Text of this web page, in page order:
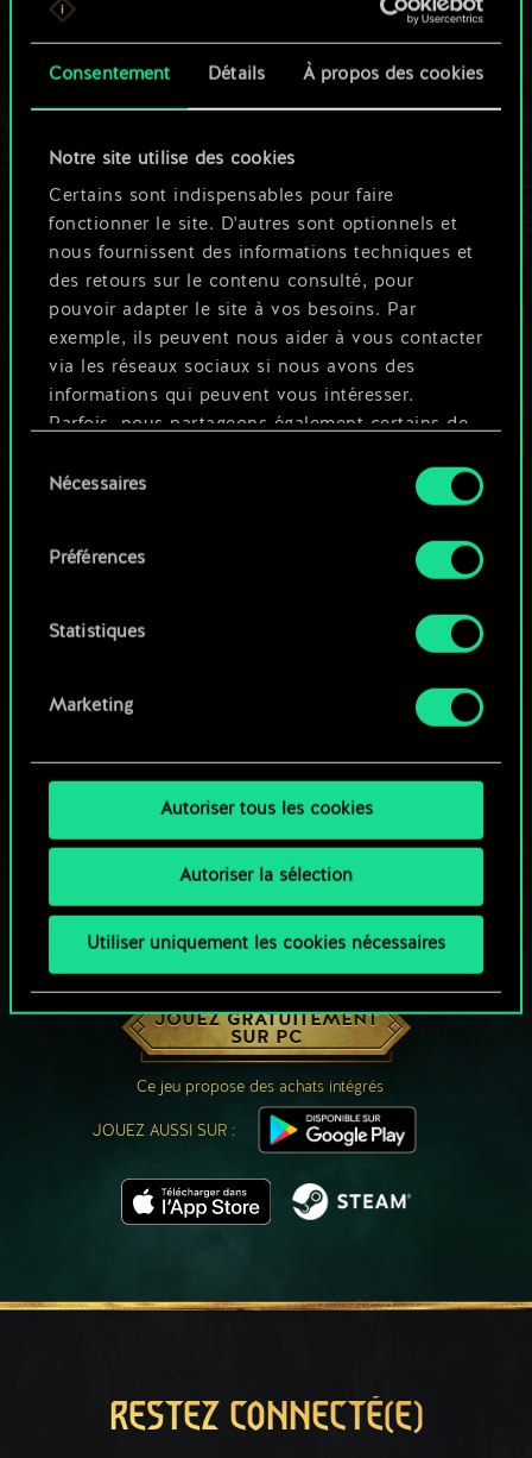
Consentement Détails À propos des cookies
Notre site utilise des cookies
Certains sont indispensables pour faire
fonctionner le site. D'autres sont optionnels et
nous fournissent des informations techniques et
des retours sur le contenu consulté, pour
pouvoir adapter le site à vos besoins. Par
exemple, ils peuvent nous aider à vous contacter
via les réseaux sociaux si nous avons des
informations qui peuvent vous intéresser.
Parfois, nous partageons également certains de
ces cookies optionnels ne seront appliqués
Vous pouvez consulter tous les détails sur notre
préférences dans le menu "Paramètres" ci-
duNécessaires
Préférences
Statistiques
Marketing
Autoriser tous les cookies
Autoriser la sélection
Utiliser uniquement les cookies nécessaires
n'est qu'un jeu de
cartes partagé.
Mais cela peut être
tellement plus !
Nommer ce jeu et créer un guide
OU
Parcourir les jeux de la communauté
UNE PETITE PARTIE DE GWENT ?
JOUEZ GRATUITEMENT
SUR PC
Ce jeu propose des achats intégrés
JOUEZ AUSSI SUR :
RESTEZ CONNECTÉ(E)